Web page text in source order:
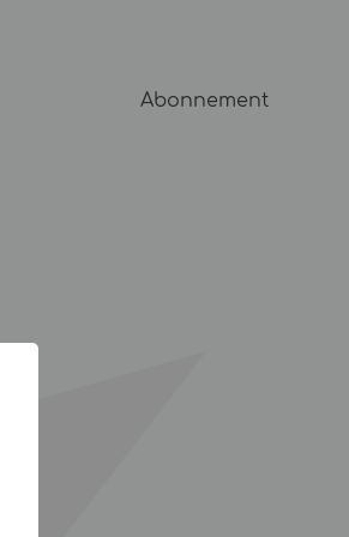
Abonnement